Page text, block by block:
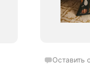
Оставить